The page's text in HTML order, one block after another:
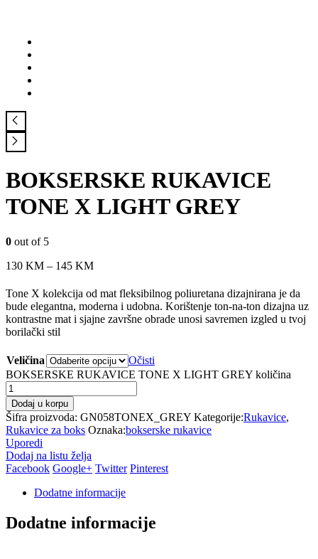
BOKSERSKE RUKAVICE
TONE X LIGHT GREY
0 out of 5
130 KM – 145 KM
Tone X kolekcija od mat fleksibilnog poliuretana dizajnirana je da
bude elegantna, moderna i udobna. Korištenje ton-na-ton dizajna uz
kontrastne mat i sjajne završne obrade unosi savremen izgled u tvoj
borilački stil
Veličina
Očisti
BOKSERSKE RUKAVICE TONE X LIGHT GREY količina
Dodaj u korpu
Šifra proizvoda: GN058TONEX_GREY Kategorije:Rukavice,
Rukavice za boks Oznaka:bokserske rukavice
Uporedi
Dodaj na listu želja
Facebook Google+ Twitter Pinterest
Dodatne informacije
Dodatne informacije